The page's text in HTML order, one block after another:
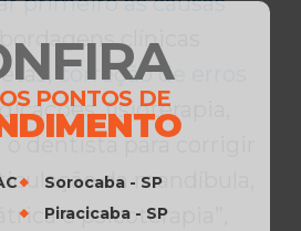
PONTOS DE
Sorocaba - SP
Piracicaba - SP
clínicas
correção de erros
fisioterapia,
dentista para corrigir
da mandíbula,
e psicoterapia”,